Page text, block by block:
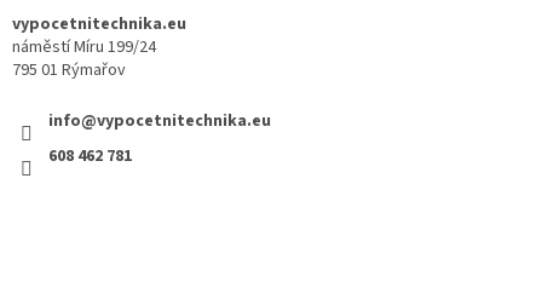
vypocetnitechnika.eu
náměstí Míru 199/24
795 01 Rýmařov
info@vypocetnitechnika.eu
608 462 781